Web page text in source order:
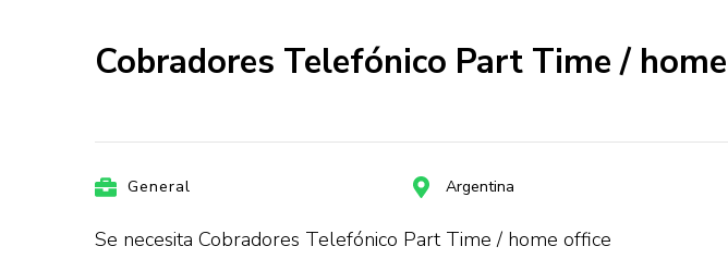
Cobradores Telefónico Part Time /
General Argentina
Se necesita Cobradores Telefónico Part Time / home office